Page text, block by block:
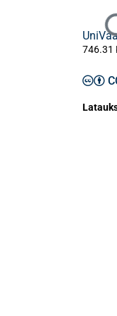
746.31